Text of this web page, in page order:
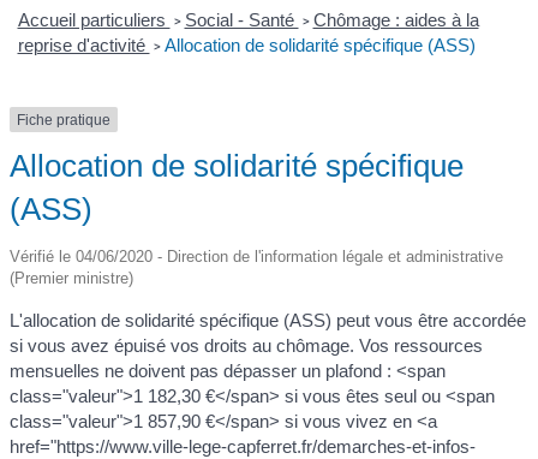
Accueil particuliers > Social - Santé > Chômage : aides à la
reprise d'activité > Allocation de solidarité spécifique (ASS)
Fiche pratique
Allocation de solidarité spécifique
(ASS)
Vérifié le 04/06/2020 - Direction de l'information légale et administrative
(Premier ministre)
L'allocation de solidarité spécifique (ASS) peut vous être accordée
si vous avez épuisé vos droits au chômage. Vos ressources
mensuelles ne doivent pas dépasser un plafond : <span
class="valeur">1 182,30 €</span> si vous êtes seul ou <span
class="valeur">1 857,90 €</span> si vous vivez en <a
href="https://www.ville-lege-capferret.fr/demarches-et-infos-